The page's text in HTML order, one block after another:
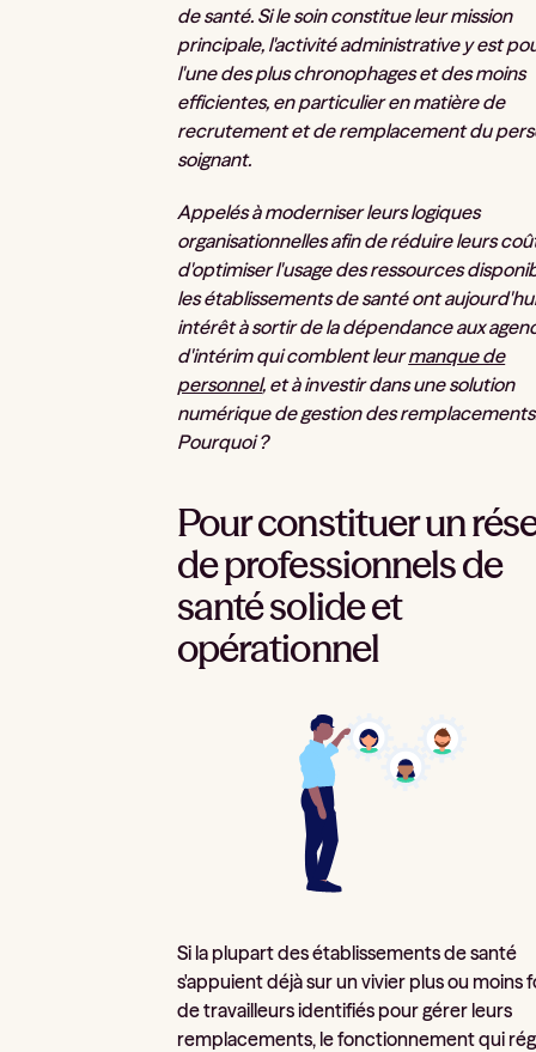
de santé. Si le soin constitue leur mission
principale, l'activité administrative y est
l'une des plus chronophages et des moins
efficientes, en particulier en matière de
recrutement et de remplacement du
soignant.
Appelés à moderniser leurs logiques
organisationnelles afin de réduire leurs
d'optimiser l'usage des ressources
les établissements de santé ont
intérêt à sortir de la dépendance aux
d'intérim qui comblent leurmanque de
personnel, et à investir dans une solution
numérique de gestion des
Pourquoi ?
Pour constituer un
de professionnels de
santé solide et
opérationnel
Si la plupart des établissements de santé
s'appuient déjà sur un vivier plus ou moins
de travailleurs identifiés pour gérer leurs
remplacements, le fonctionnement qui